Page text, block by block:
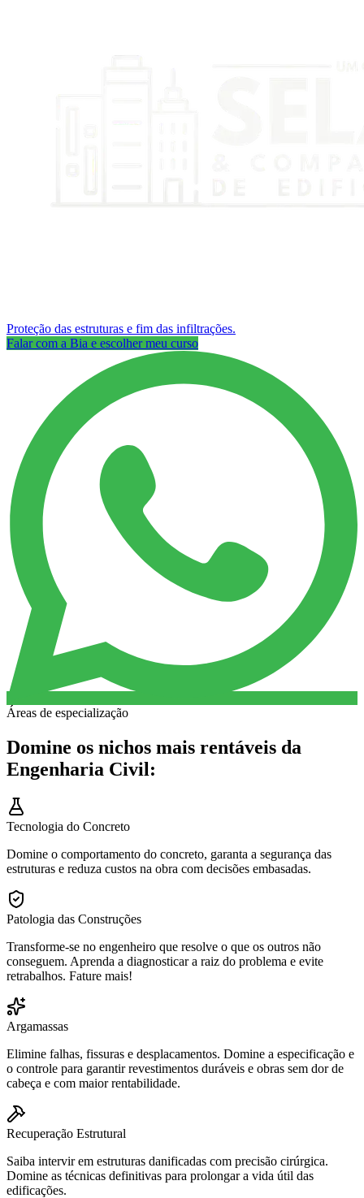
Proteção das estruturas e fim das infiltrações.
Falar com a Bia e escolher meu curso
Áreas de especialização
Domine os nichos mais rentáveis da
Engenharia Civil:
Tecnologia do Concreto
Domine o comportamento do concreto, garanta a segurança das
estruturas e reduza custos na obra com decisões embasadas.
Patologia das Construções
Transforme-se no engenheiro que resolve o que os outros não
conseguem. Aprenda a diagnosticar a raiz do problema e evite
retrabalhos. Fature mais!
Argamassas
Elimine falhas, fissuras e desplacamentos. Domine a especificação e
o controle para garantir revestimentos duráveis e obras sem dor de
cabeça e com maior rentabilidade.
Recuperação Estrutural
Saiba intervir em estruturas danificadas com precisão cirúrgica.
Domine as técnicas definitivas para prolongar a vida útil das
edificações.